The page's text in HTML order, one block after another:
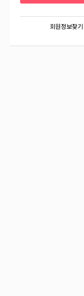
회원정보찾기